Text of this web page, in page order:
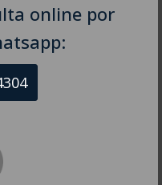
online por
a gestão da saúde
excelência,
Destinado ao